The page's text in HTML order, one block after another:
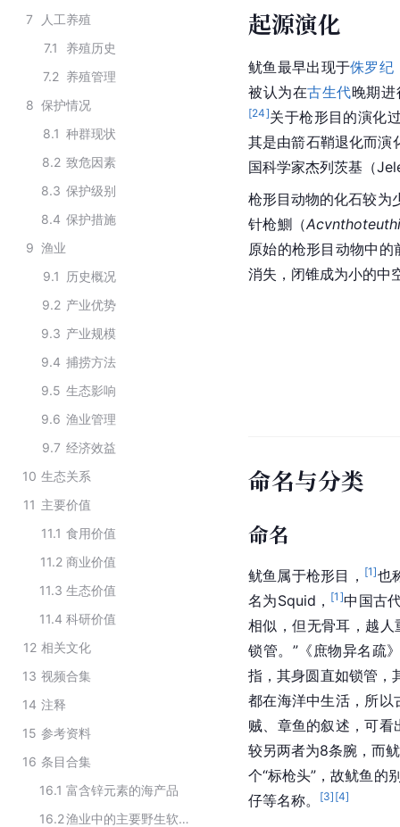
7
人工养殖
7.1
养殖历史
7.2 养殖管理
8 保护情况
8.1 种群现状
8.2 致危因素
8.3 保护级别
8.4 保护措施
9 渔业
9.1
历史概况
9.2 产业优势
9.3 产业规模
9.4 捕捞方法
9.5 生态影响
9.6 渔业管理
9.7 经济效益
10 生态关系
11 主要价值
11.1 食用价值
11.2 商业价值
11.3 生态价值
11.4 科研价值
12 相关文化
13 视频合集
14 注释
15 参考资料
16 条目合集
16.1 富含锌元素的海产品
16.2
渔业中的主要野生软体动物
起源演化
鱿鱼最早出现于侏罗纪
被认为在古生代晚期进
[24]关于枪形目的演化
其是由箭石鞘退化而演
国科学家杰列茨基（
枪形目动物的化石较为
针枪鰂（
原始的枪形目动物中
消失，闭锥成为小的中
命名与分类
命名
鱿鱼属于枪形目， [1]也
名为Squid， [1 ]中国古
相似，但无骨耳，越人
锁管。”《庶物异名疏
指，其身圆直如锁管，
都在海洋中生活，所以
贼、章鱼的叙述，可看
较另两者为8条腕，而
个“标枪头”，故鱿鱼的
仔等名称。
[3] [4]